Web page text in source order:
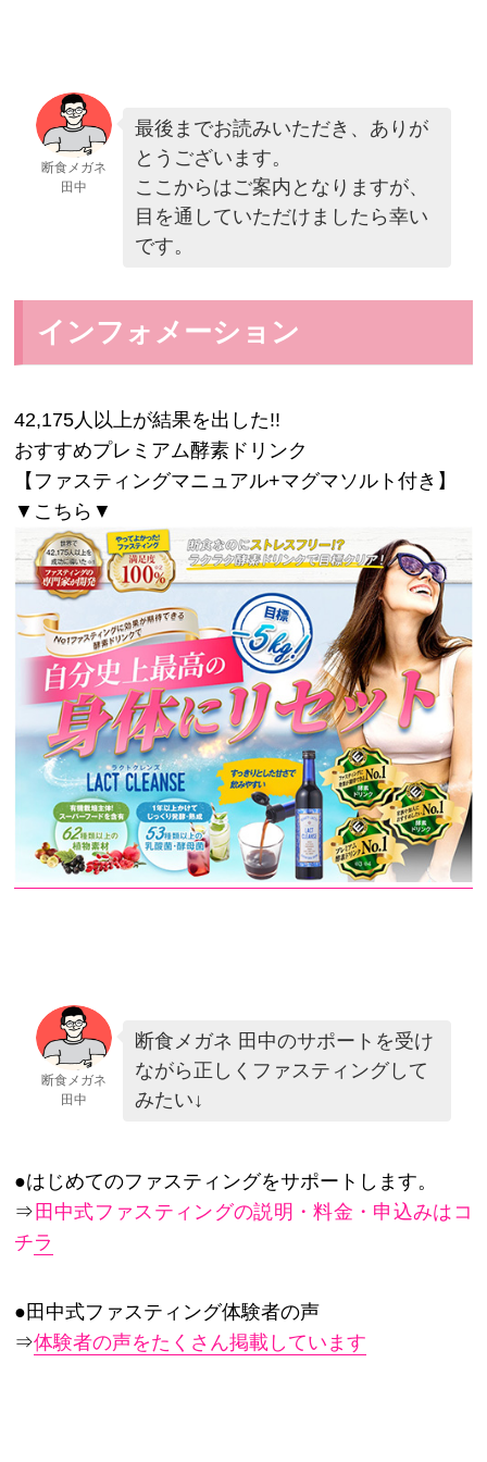
断食メガネ
田中
最後までお読みいただき、ありが
とうございます。
ここからはご案内となりますが、
目を通していただけましたら幸い
です。
インフォメーション
42,175人以上が結果を出した!!
おすすめプレミアム酵素ドリンク
【ファスティングマニュアル+マグマソルト付き】
▼こちら▼
断食メガネ
田中
断食メガネ 田中のサポートを受け
ながら正しくファスティングして
みたい↓
●はじめてのファスティングをサポートします。
⇒ 田中式ファスティングの説明・料金・申込みはコ
チラ
●田中式ファスティング体験者の声
⇒体験者の声をたくさん掲載しています